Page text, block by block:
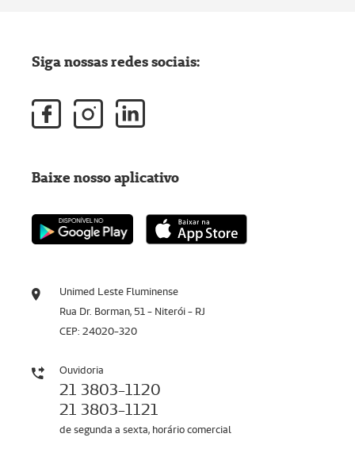
Unimed Leste Fluminense
Rua Dr. Borman, 51 - Niterói - RJ
CEP: 24020-320
Ouvidoria
21 3803-1120
21 3803-1121
de segunda a sexta, horário comercial
Siga nossas redes sociais:
Baixe nosso aplicativo